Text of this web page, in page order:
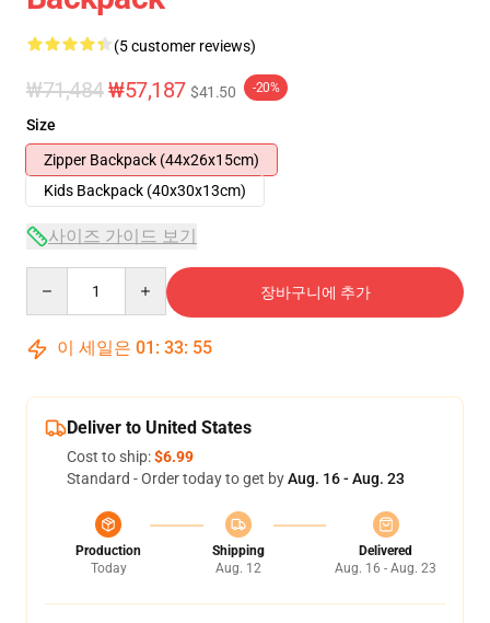
(5 customer reviews)
₩71,484₩57,187 $41.50 -20%
Size
Zipper Backpack (44x26x15cm)
Kids Backpack (40x30x13cm)
사이즈 가이드 보기
장바구니에 추가
이 세일은 01 : 33: 54
Deliver to United States
Cost to ship:$6.99
Standard - Order today to get byAug. 16 - Aug. 23
Production
Today
Shipping
Aug. 12
Delivered
Aug. 16 - Aug. 23